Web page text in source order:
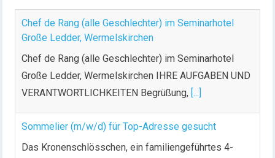
Chef de Rang (alle Geschlechter) im Seminarhotel
Große Ledder, Wermelskirchen
Chef de Rang (alle Geschlechter) im Seminarhotel
Große Ledder, Wermelskirchen IHRE AUFGABEN UND
VERANTWORTLICHKEITEN Begrüßung, [...]
Sommelier (m/w/d) für Top-Adresse gesucht
Das Kronenschlösschen, ein familiengeführtes 4-